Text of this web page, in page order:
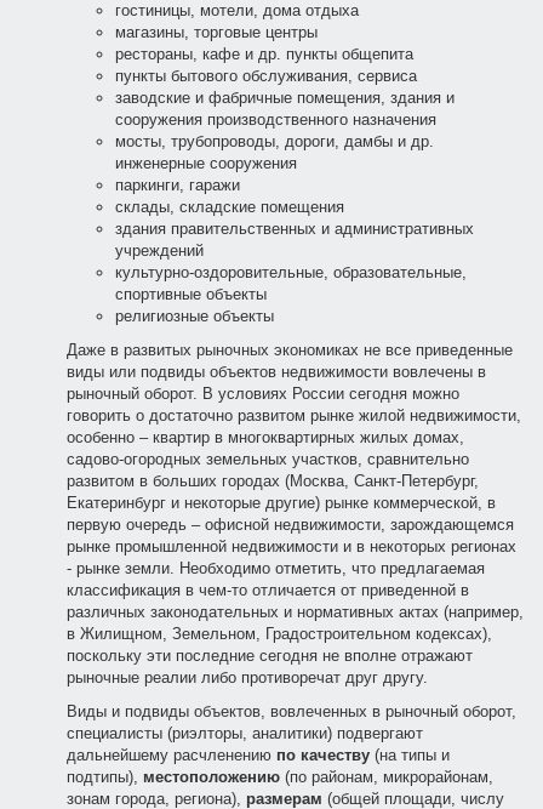
гостиницы, мотели, дома отдыха
магазины, торговые центры
рестораны, кафе и др. пункты общепита
пункты бытового обслуживания, сервиса
заводские и фабричные помещения, здания и
сооружения производственного назначения
мосты, трубопроводы, дороги, дамбы и др.
инженерные сооружения
паркинги, гаражи
склады, складские помещения
здания правительственных и административных
учреждений
культурно-оздоровительные, образовательные,
спортивные объекты
религиозные объекты
Даже в развитых рыночных экономиках не все приведенные
виды или подвиды объектов недвижимости вовлечены в
рыночный оборот. В условиях России сегодня можно
говорить о достаточно развитом рынке жилой недвижимости,
особенно – квартир в многоквартирных жилых домах,
садово-огородных земельных участков, сравнительно
развитом в больших городах (Москва, Санкт-Петербург,
Екатеринбург и некоторые другие) рынке коммерческой, в
первую очередь – офисной недвижимости, зарождающемся
рынке промышленной недвижимости и в некоторых регионах
- рынке земли. Необходимо отметить, что предлагаемая
классификация в чем-то отличается от приведенной в
различных законодательных и нормативных актах (например,
в Жилищном, Земельном, Градостроительном кодексах),
поскольку эти последние сегодня не вполне отражают
рыночные реалии либо противоречат друг другу.
Виды и подвиды объектов, вовлеченных в рыночный оборот,
специалисты (риэлторы, аналитики) подвергают
дальнейшему расчленению по качеству (на типы и
подтипы), местоположению (по районам, микрорайонам,
зонам города, региона), размерам (общей площади, числу